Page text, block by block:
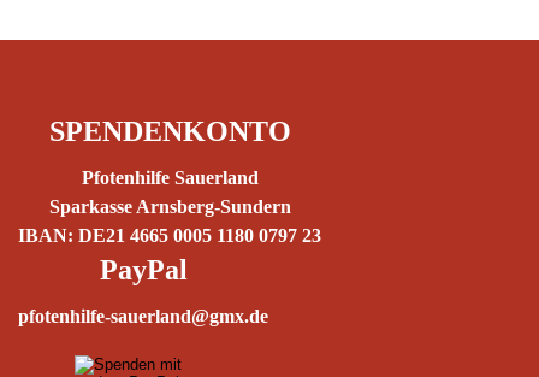
SPENDENKONTO
Pfotenhilfe Sauerland
Sparkasse Arnsberg-Sundern
IBAN: DE21 4665 0005 1180 0797 23
PayPal
pfotenhilfe-sauerland@gmx.de